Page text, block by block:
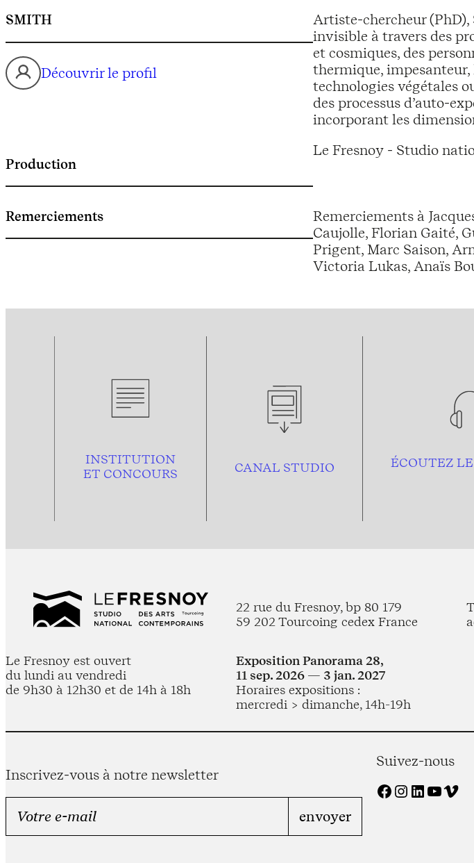
SMITH
Découvrir le profil
Artiste-chercheur (PhD),
invisible à travers des
et cosmiques, des
thermique, impesanteur,
technologies végétales
des processus d’auto-
incorporant les
Production
Le Fresnoy - Studio
Remerciements
Remerciements à
Caujolle, Florian Gaité,
Prigent, Marc Saison,
Victoria Lukas, Anaïs
INSTITUTION
ET CONCOURS
CANAL STUDIO ÉCOUTEZ
22 rue du Fresnoy, bp 80 179
59 202 Tourcoing cedex France
Le Fresnoy est ouvert
du lundi au vendredi
de 9h30 à 12h30 et de 14h à 18h
Exposition Panorama 28,
11 sep. 2026 — 3 jan. 2027
Horaires expositions :
mercredi > dimanche, 14h-19h
Inscrivez-vous à notre newsletter
Suivez-nous
Facebook Instagram LinkedIn YouTube Vimeo